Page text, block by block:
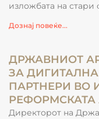
изложбата на
Дознај повеќе...
ДРЖАВНИОТ
ЗА
ПАРТНЕРИ ВО
РЕФОРМСКАТА
Директорот на